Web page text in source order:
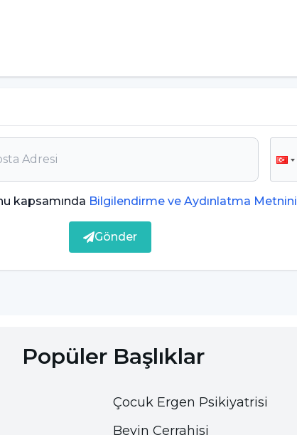
kapsamında Bilgilendirme ve Aydınlatma Metnini
Gönder
Popüler Başlıklar
Çocuk Ergen Psikiyatrisi
Beyin Cerrahisi